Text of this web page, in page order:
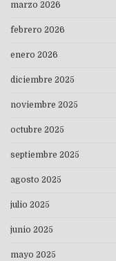
marzo 2026
febrero 2026
enero 2026
diciembre 2025
noviembre 2025
octubre 2025
septiembre 2025
agosto 2025
julio 2025
junio 2025
mayo 2025